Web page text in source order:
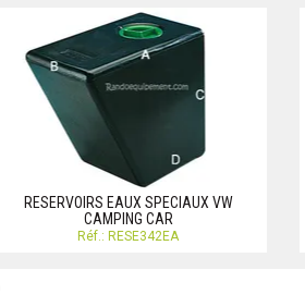
RESERVOIRS EAUX SPECIAUX VW
CAMPING CAR
Réf.: RESE342EA